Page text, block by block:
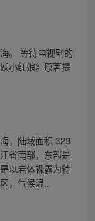
。 等待电视剧的
小红娘》原著提
，陆域面积 323
省南部，东部是
以岩体裸露为特
，气候温...